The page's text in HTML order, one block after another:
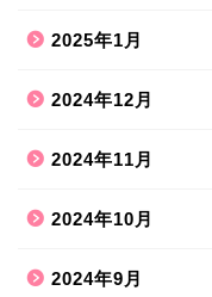
2025年1月
2024年12月
2024年11月
2024年10月
2024年9月